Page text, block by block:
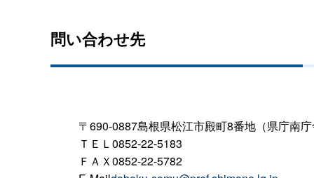
問い合わせ先
〒690-0887島根県松江市殿町8番地（県庁南
ＴＥＬ0852-22-5183
ＦＡＸ0852-22-5782